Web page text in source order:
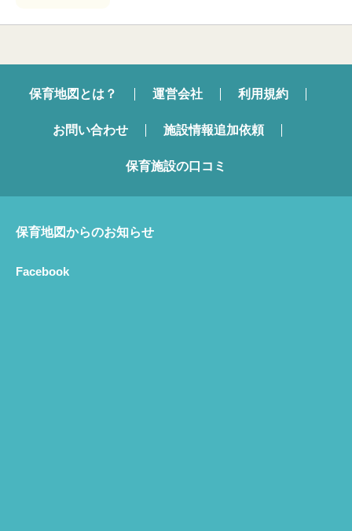
保育地図とは？ 運営会社 利用規約
お問い合わせ 施設情報追加依頼
保育施設の口コミ
保育地図からのお知らせ
Facebook